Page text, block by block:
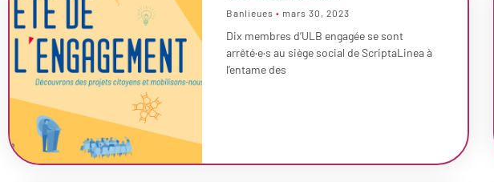
Banlieues mars 30, 2023
Dix membres d’ULB engagée se sont
arrêté·e·s au siège social de ScriptaLinea à
l’entame des